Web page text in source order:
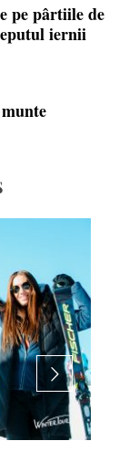
pe pârtiile de
iernii